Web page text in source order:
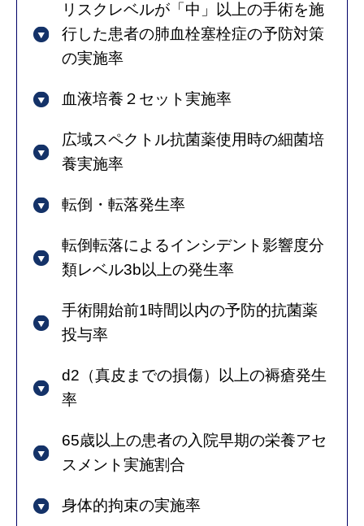
リスクレベルが「中」以上の手術を施
行した患者の肺血栓塞栓症の予防対策
の実施率
血液培養２セット実施率
広域スペクトル抗菌薬使用時の細菌培
養実施率
転倒・転落発生率
転倒転落によるインシデント影響度分
類レベル3b以上の発生率
手術開始前1時間以内の予防的抗菌薬
投与率
d2（真皮までの損傷）以上の褥瘡発生
率
65歳以上の患者の入院早期の栄養アセ
スメント実施割合
身体的拘束の実施率